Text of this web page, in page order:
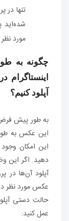
تنها
شده‌اید
مورد
چگونه به
آپلود کنیم؟
به طور پیش
این عکس به
این امکان
دهید. اگر این
آپلود آن‌ها در
عکس مورد نظر
حالت دستی
عمل کنید: